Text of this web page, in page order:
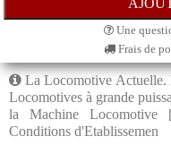
Une
Frais de
La Locomotive Actuelle.
Locomotives à grande
la Machine
Conditions d'Etablissemen